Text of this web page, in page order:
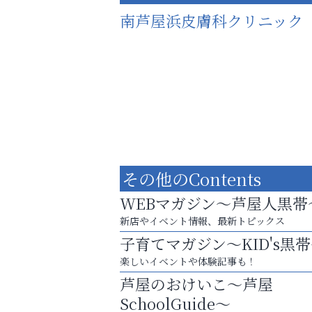
南芦屋浜皮膚科クリニック
お子さまにも大人にも、優しく寄り添う
OTTO南芦屋浜皮膚科クリニック、開院！
いわみ眼科
その他のContents
WEBマガジン～芦屋人黒帯
新店やイベント情報、最新トピックス
子育てマガジン～KID's黒
楽しいイベントや体験記事も！
芦屋のおけいこ～芦屋
SchoolGuide～